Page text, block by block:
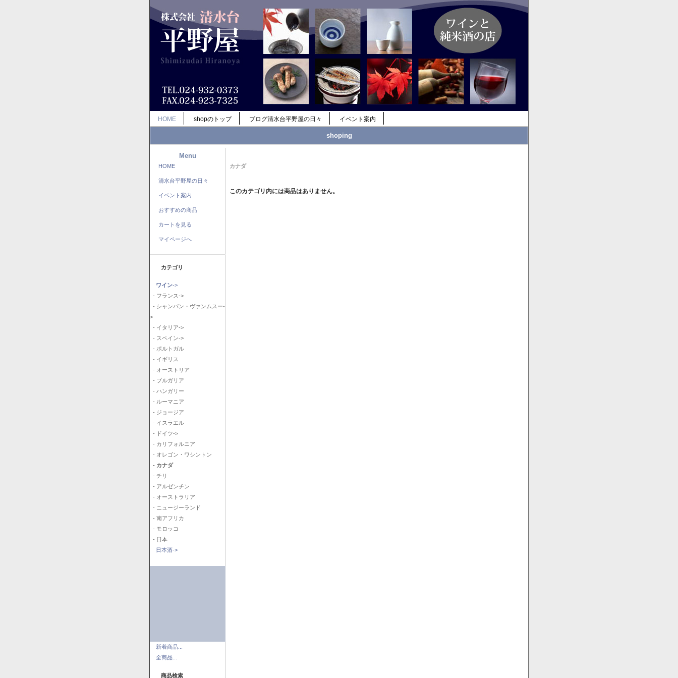
HOME shopのトップ ブログ清水台平野屋の日々 イベント案内
shoping
Menu
HOME
清水台平野屋の日々
イベント案内
おすすめの商品
カートを見る
マイページへ
カテゴリ
ワイン->
- フランス->
- シャンパン・ヴァンムスー-
>
- イタリア->
- スペイン->
- ポルトガル
- イギリス
- オーストリア
- ブルガリア
- ハンガリー
- ルーマニア
- ジョージア
- イスラエル
- ドイツ->
- カリフォルニア
- オレゴン・ワシントン
- カナダ
- チリ
- アルゼンチン
- オーストラリア
- ニュージーランド
- 南アフリカ
- モロッコ
- 日本
日本酒->
新着商品...
全商品...
商品検索
カナダ
このカテゴリ内には商品はありません。